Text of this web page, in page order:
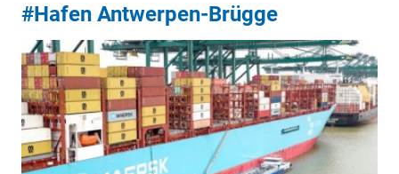
#Hafen Antwerpen-Brügge